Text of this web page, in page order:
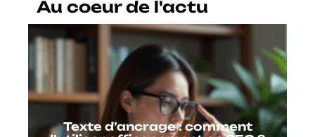
Au coeur de l'actu
Texte d’ancrage : comment